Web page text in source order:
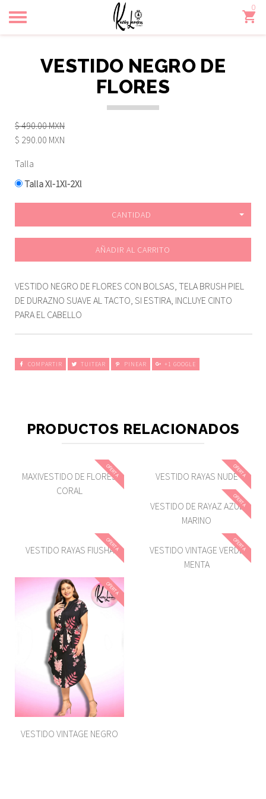
Toggle
navigation
0
VESTIDO NEGRO DE
FLORES
$ 490.00 MXN
$ 290.00 MXN
Talla
Talla Xl-1Xl-2Xl
CANTIDAD
AÑADIR AL CARRITO
VESTIDO NEGRO DE FLORES CON BOLSAS, TELA BRUSH PIEL
DE DURAZNO SUAVE AL TACTO, SI ESTIRA, INCLUYE CINTO
PARA EL CABELLO
COMPARTIR TUITEAR PINEAR +1 GOOGLE
PRODUCTOS RELACIONADOS
OFERTA
MAXIVESTIDO DE FLORES
CORAL
OFERTA
VESTIDO RAYAS NUDE
OFERTA
VESTIDO DE RAYAZ AZUL
MARINO
OFERTA
VESTIDO RAYAS FIUSHA OFERTA
VESTIDO VINTAGE VERDE
MENTA
OFERTA
VESTIDO VINTAGE NEGRO